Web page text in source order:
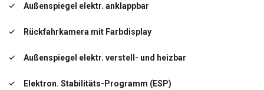
Außenspiegel elektr. anklappbar
Rückfahrkamera mit Farbdisplay
Außenspiegel elektr. verstell- und heizbar
Elektron. Stabilitäts-Programm (ESP)